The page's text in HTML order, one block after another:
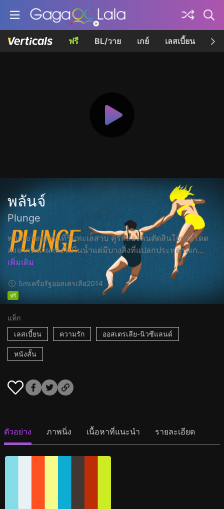
ฟรี BL/วาย เกย์ เลสเบี้ยน เค
พลันจ์
Plunge
พวกเขาสนุกกันที่ริมทะเลสาบ คู่รักสองคนตัดสินใจกระโดด
ลงจากหน้าผาลงไปในน้ำแต่มีบางสิ่งที่แปลกประหลาดเก...
เพิ่มเติม
5mเครือรัฐออสเตรเลีย2014
ฟรี
แท็ก
เลสเบี้ยน
ความรัก ออสเตรเลีย-นิวซีแลนด์
หนังสั้น
ตัวอย่าง ภาพนิ่ง เนื้อหาที่แนะนำ รายละเอียด